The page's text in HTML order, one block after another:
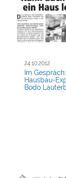
24.10.2012
Im Gespräch:
Hausbau-
Bodo